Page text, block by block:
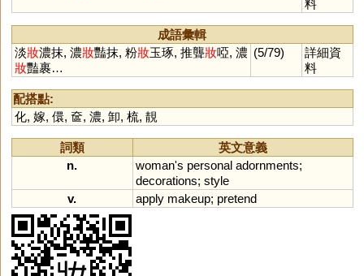
料
成語彙輯
淡妝濃抹, 濃妝豔抹, 粉妝玉琢, 推聾妝啞, 濃
妝豔裹…
(5/79)
詳細資
料
配搭點:
化, 嫁, 儇, 奩, 濃, 卸, 梳, 靚
詞類
英文意義
n.
woman's personal adornments;
decorations; style
v.
apply makeup; pretend